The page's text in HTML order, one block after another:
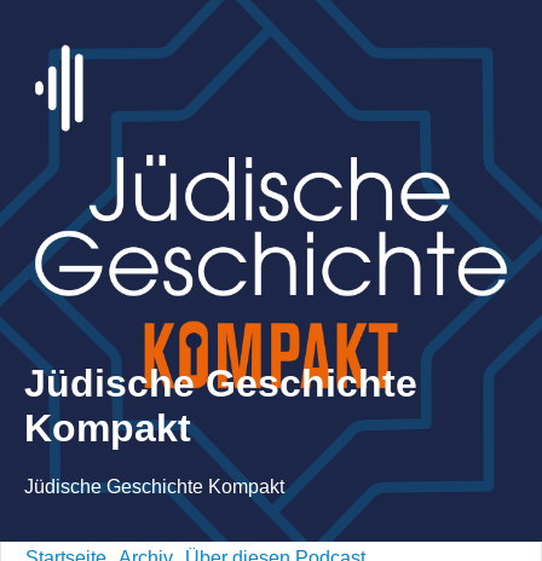
Jüdische Geschichte
Kompakt
Jüdische Geschichte Kompakt